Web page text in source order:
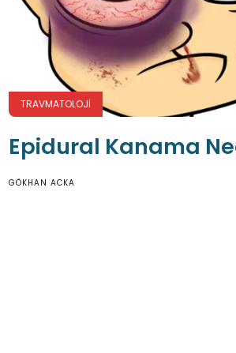
TRAVMATOLOJI
Epidural Kanama
GÖKHAN ACKA